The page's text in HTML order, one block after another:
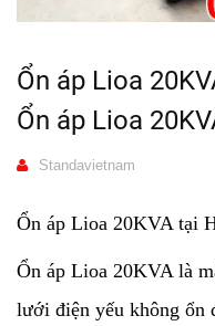
Ổn áp Lioa
Ổn áp Lioa
Standavietnam
Ổn áp Lioa 20KVA tại
Ổn áp Lioa 20KVA là
lưới điện yếu không ổn